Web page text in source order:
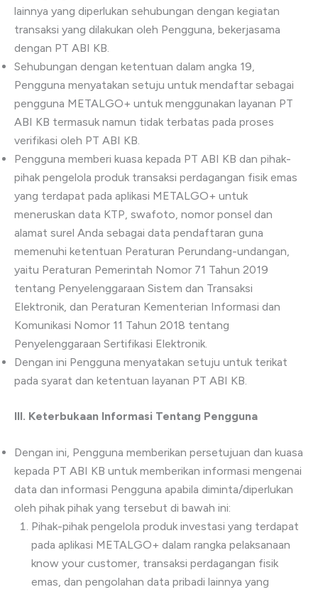
lainnya yang diperlukan sehubungan dengan kegiatan
transaksi yang dilakukan oleh Pengguna, bekerjasama
dengan PT ABI KB.
Sehubungan dengan ketentuan dalam angka 19,
Pengguna menyatakan setuju untuk mendaftar sebagai
pengguna METALGO+ untuk menggunakan layanan PT
ABI KB termasuk namun tidak terbatas pada proses
verifikasi oleh PT ABI KB.
Pengguna memberi kuasa kepada PT ABI KB dan pihak-
pihak pengelola produk transaksi perdagangan fisik emas
yang terdapat pada aplikasi METALGO+ untuk
meneruskan data KTP, swafoto, nomor ponsel dan
alamat surel Anda sebagai data pendaftaran guna
memenuhi ketentuan Peraturan Perundang-undangan,
yaitu Peraturan Pemerintah Nomor 71 Tahun 2019
tentang Penyelenggaraan Sistem dan Transaksi
Elektronik, dan Peraturan Kementerian Informasi dan
Komunikasi Nomor 11 Tahun 2018 tentang
Penyelenggaraan Sertifikasi Elektronik.
Dengan ini Pengguna menyatakan setuju untuk terikat
pada syarat dan ketentuan layanan PT ABI KB.
III. Keterbukaan Informasi Tentang Pengguna
Dengan ini, Pengguna memberikan persetujuan dan kuasa
kepada PT ABI KB untuk memberikan informasi mengenai
data dan informasi Pengguna apabila diminta/diperlukan
oleh pihak pihak yang tersebut di bawah ini:
Pihak-pihak pengelola produk investasi yang terdapat
pada aplikasi METALGO+ dalam rangka pelaksanaan
know your customer, transaksi perdagangan fisik
emas, dan pengolahan data pribadi lainnya yang